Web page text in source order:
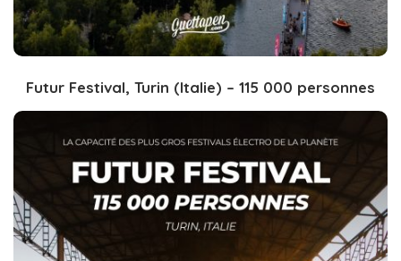
Futur Festival, Turin (Italie) – 115 000 personnes